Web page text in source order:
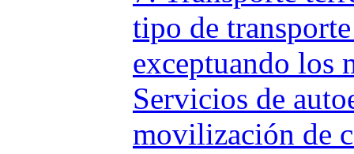
tipo de
exceptuando los
Servicios de
movilización de